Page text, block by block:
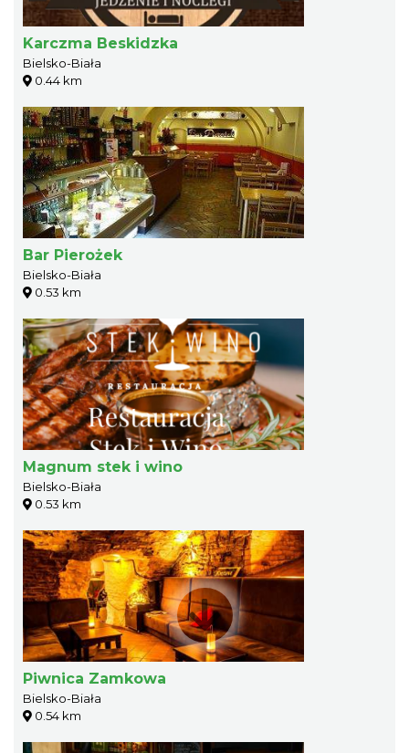
Karczma Beskidzka
Bielsko-Biała
0.44 km
Bar Pierożek
Bielsko-Biała
0.53 km
Magnum stek i wino
Bielsko-Biała
0.53 km
Piwnica Zamkowa
Bielsko-Biała
0.54 km